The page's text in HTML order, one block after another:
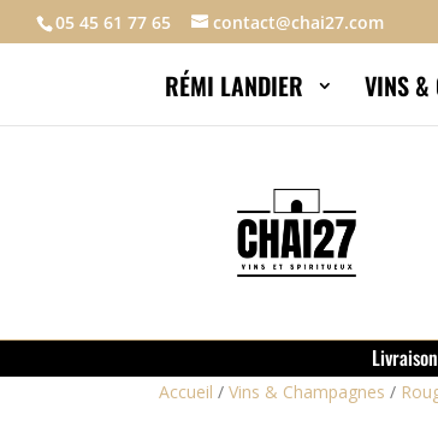
05 45 61 77 65 contact@chai27.com
RÉMI LANDIER VINS &
Accueil / Vins & Champagnes /